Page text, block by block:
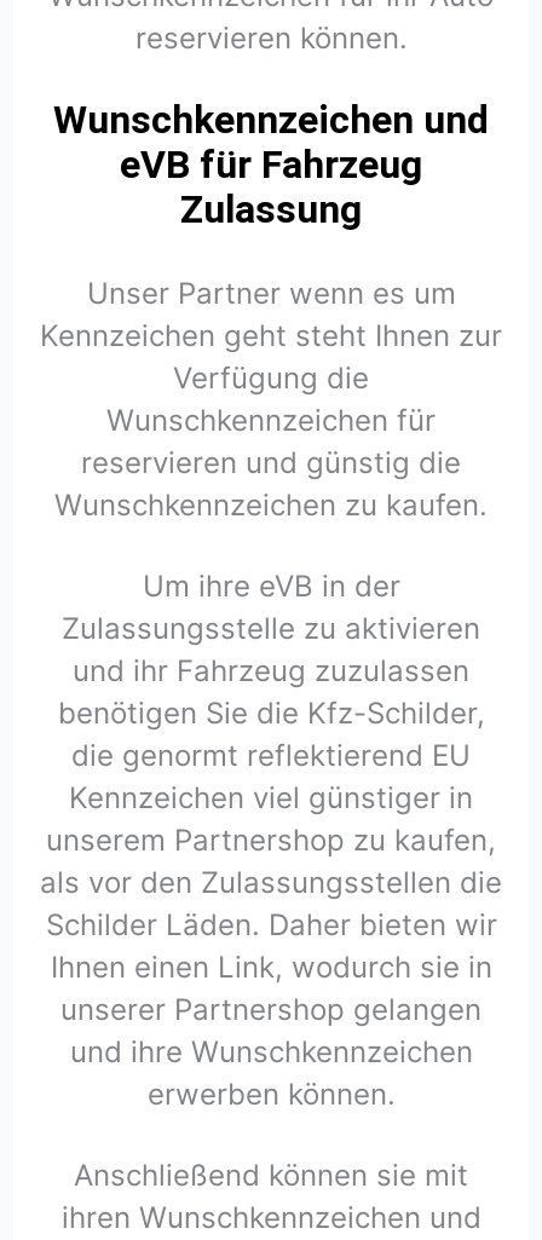
reservieren können.
Wunschkennzeichen und
eVB für Fahrzeug
Zulassung
Unser Partner wenn es um
Kennzeichen geht steht Ihnen zur
Verfügung die
Wunschkennzeichen für
reservieren und günstig die
Wunschkennzeichen zu kaufen.
Um ihre eVB in der
Zulassungsstelle zu aktivieren
und ihr Fahrzeug zuzulassen
benötigen Sie die Kfz-Schilder,
die genormt reflektierend EU
Kennzeichen viel günstiger in
unserem Partnershop zu kaufen,
als vor den Zulassungsstellen die
Schilder Läden. Daher bieten wir
Ihnen einen Link, wodurch sie in
unserer Partnershop gelangen
und ihre Wunschkennzeichen
erwerben können.
Anschließend können sie mit
ihren Wunschkennzeichen und